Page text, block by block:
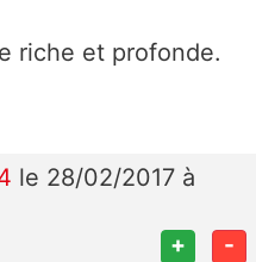
riche et profonde.
le 28/02/2017 à
+ -